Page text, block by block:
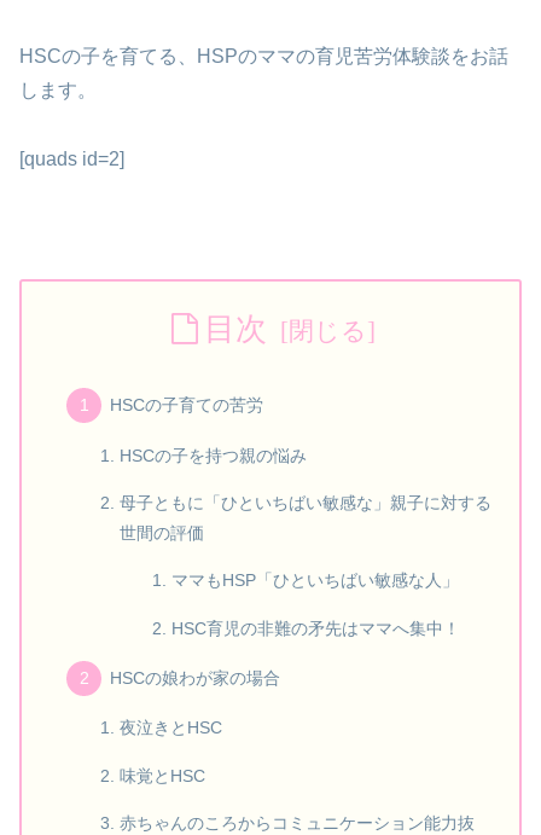
HSCの子を育てる、HSPのママの育児苦労体験談をお話
します。
[quads id=2]
目次
HSCの子育ての苦労
HSCの子を持つ親の悩み
母子ともに「ひといちばい敏感な」親子に対する
世間の評価
ママもHSP「ひといちばい敏感な人」
HSC育児の非難の矛先はママへ集中！
HSCの娘わが家の場合
夜泣きとHSC
味覚とHSC
赤ちゃんのころからコミュニケーション能力抜